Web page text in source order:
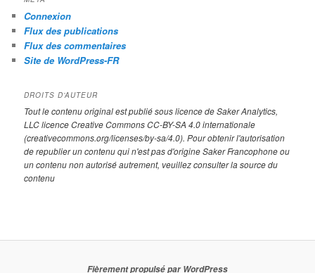
Connexion
Flux des publications
Flux des commentaires
Site de WordPress-FR
DROITS D’AUTEUR
Tout le contenu original est publié sous licence de Saker Analytics,
LLC licence Creative Commons CC-BY-SA 4.0 internationale
(creativecommons.org/licenses/by-sa/4.0). Pour obtenir l'autorisation
de republier un contenu qui n'est pas d'origine Saker Francophone ou
un contenu non autorisé autrement, veuillez consulter la source du
contenu
Fièrement propulsé par WordPress